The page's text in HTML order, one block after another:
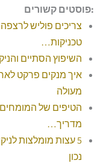
:פוסטים קשורים
צריכים פוליש
טכניקות…
השיפוץ הסתיים
איך מנקים פרקט
מעולה
הטיפים של המומחים
מדריך…
5 עצות מומלצות
נכון